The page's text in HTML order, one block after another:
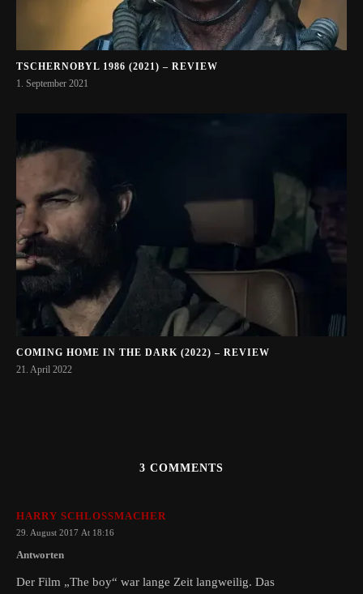
TSCHERNOBYL 1986 (2021) – REVIEW
1. September 2021
COMING HOME IN THE DARK (2022) – REVIEW
21. April 2022
3 COMMENTS
HARRY SCHLOSSMACHER
29. August 2017 At 18:16
Antworten
Der Film „The boy“ war lange Zeit langweilig. Das